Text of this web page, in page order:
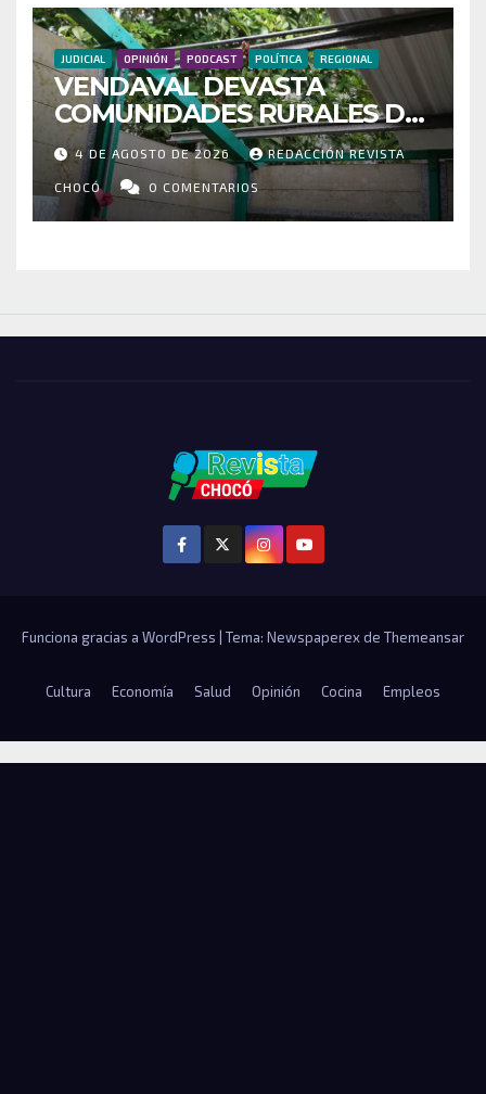
JUDICIAL OPINIÓN PODCAST POLÍTICA REGIONAL
VENDAVAL DEVASTA
COMUNIDADES RURALES DE
RIOSUCIO: ESCUELAS,
VIVIENDAS Y CEMENTERIO
ENTRE LOS AFECTADOS
4 DE AGOSTO DE 2026 REDACCIÓN REVISTA
CHOCÓ 0 COMENTARIOS
Funciona gracias a WordPress Tema: Newspaperex de Themeansar
Cultura Economía Salud Opinión Cocina Empleos